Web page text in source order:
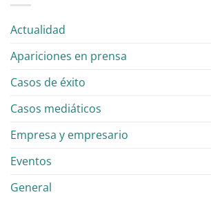
Actualidad
Apariciones en prensa
Casos de éxito
Casos mediáticos
Empresa y empresario
Eventos
General